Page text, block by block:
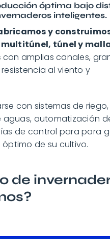
óptima bajo
inteligentes.
y
túnel y
con amplias canales,
al viento y
con sistemas de riego,
aguas, automatización
de control para para
de su cultivo.
de